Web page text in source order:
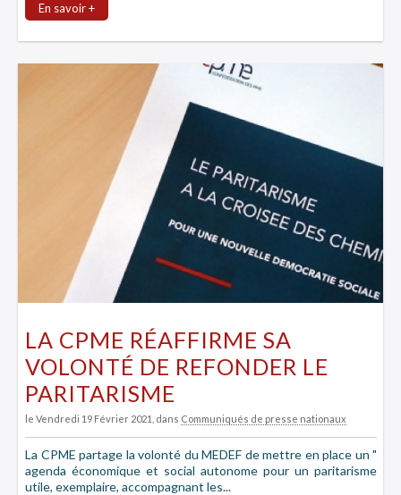
En savoir +
LA CPME RÉAFFIRME SA
VOLONTÉ DE REFONDER LE
PARITARISME
le Vendredi 19 Février 2021 , dans Communiqués de presse nationaux
La CPME partage la volonté du MEDEF de mettre en place un "
agenda économique et social autonome pour un paritarisme
utile, exemplaire, accompagnant les...